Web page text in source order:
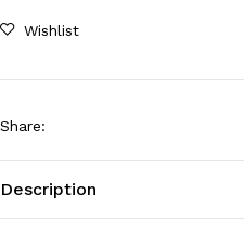
Wishlist
Share:
Description